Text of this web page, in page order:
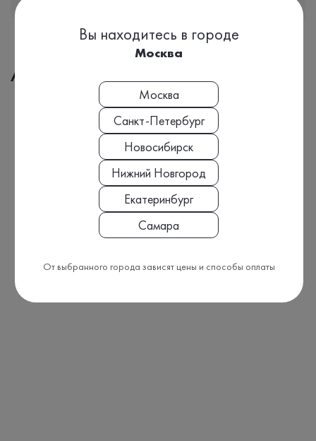
Адреса медицинских офисов
Вы находитесь в городе
Москва
Москва
Санкт-Петербург
Новосибирск
Нижний Новгород
Екатеринбург
Самара
От выбранного города зависят цены и способы оплаты